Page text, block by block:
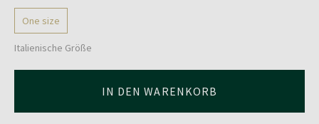
One size
Italienische Größe
IN DEN WARENKORB